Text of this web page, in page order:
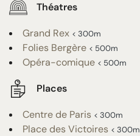
Théatres
Grand Rex < 300m
Folies Bergère < 500m
Opéra-comique < 500m
Places
Centre de Paris < 300m
Place des Victoires < 300m